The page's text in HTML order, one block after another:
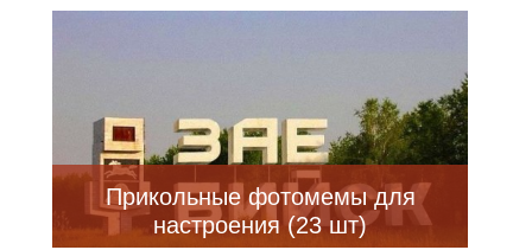
Прикольные фотомемы для
настроения (23 шт)